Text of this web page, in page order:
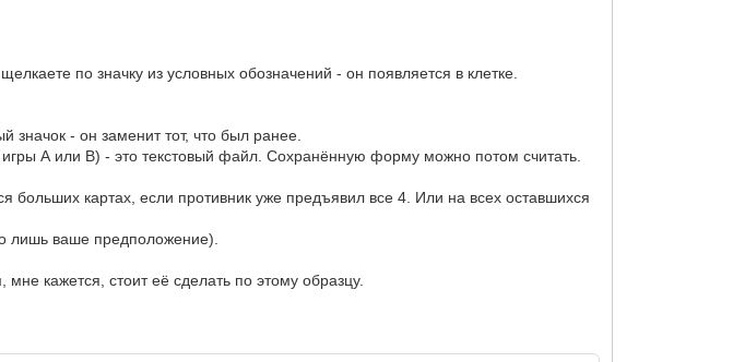
по значку из условных обозначений - он появляется в клетке.
значок - он заменит тот, что был ранее.
А или В) - это текстовый файл. Сохранённую форму можно потом считать.
больших картах, если противник уже предъявил все 4. Или на всех оставшихся
лишь ваше предположение).
кажется, стоит её сделать по этому образцу.